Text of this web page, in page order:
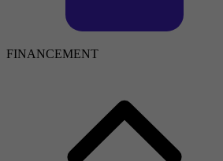
FINANCEMENT